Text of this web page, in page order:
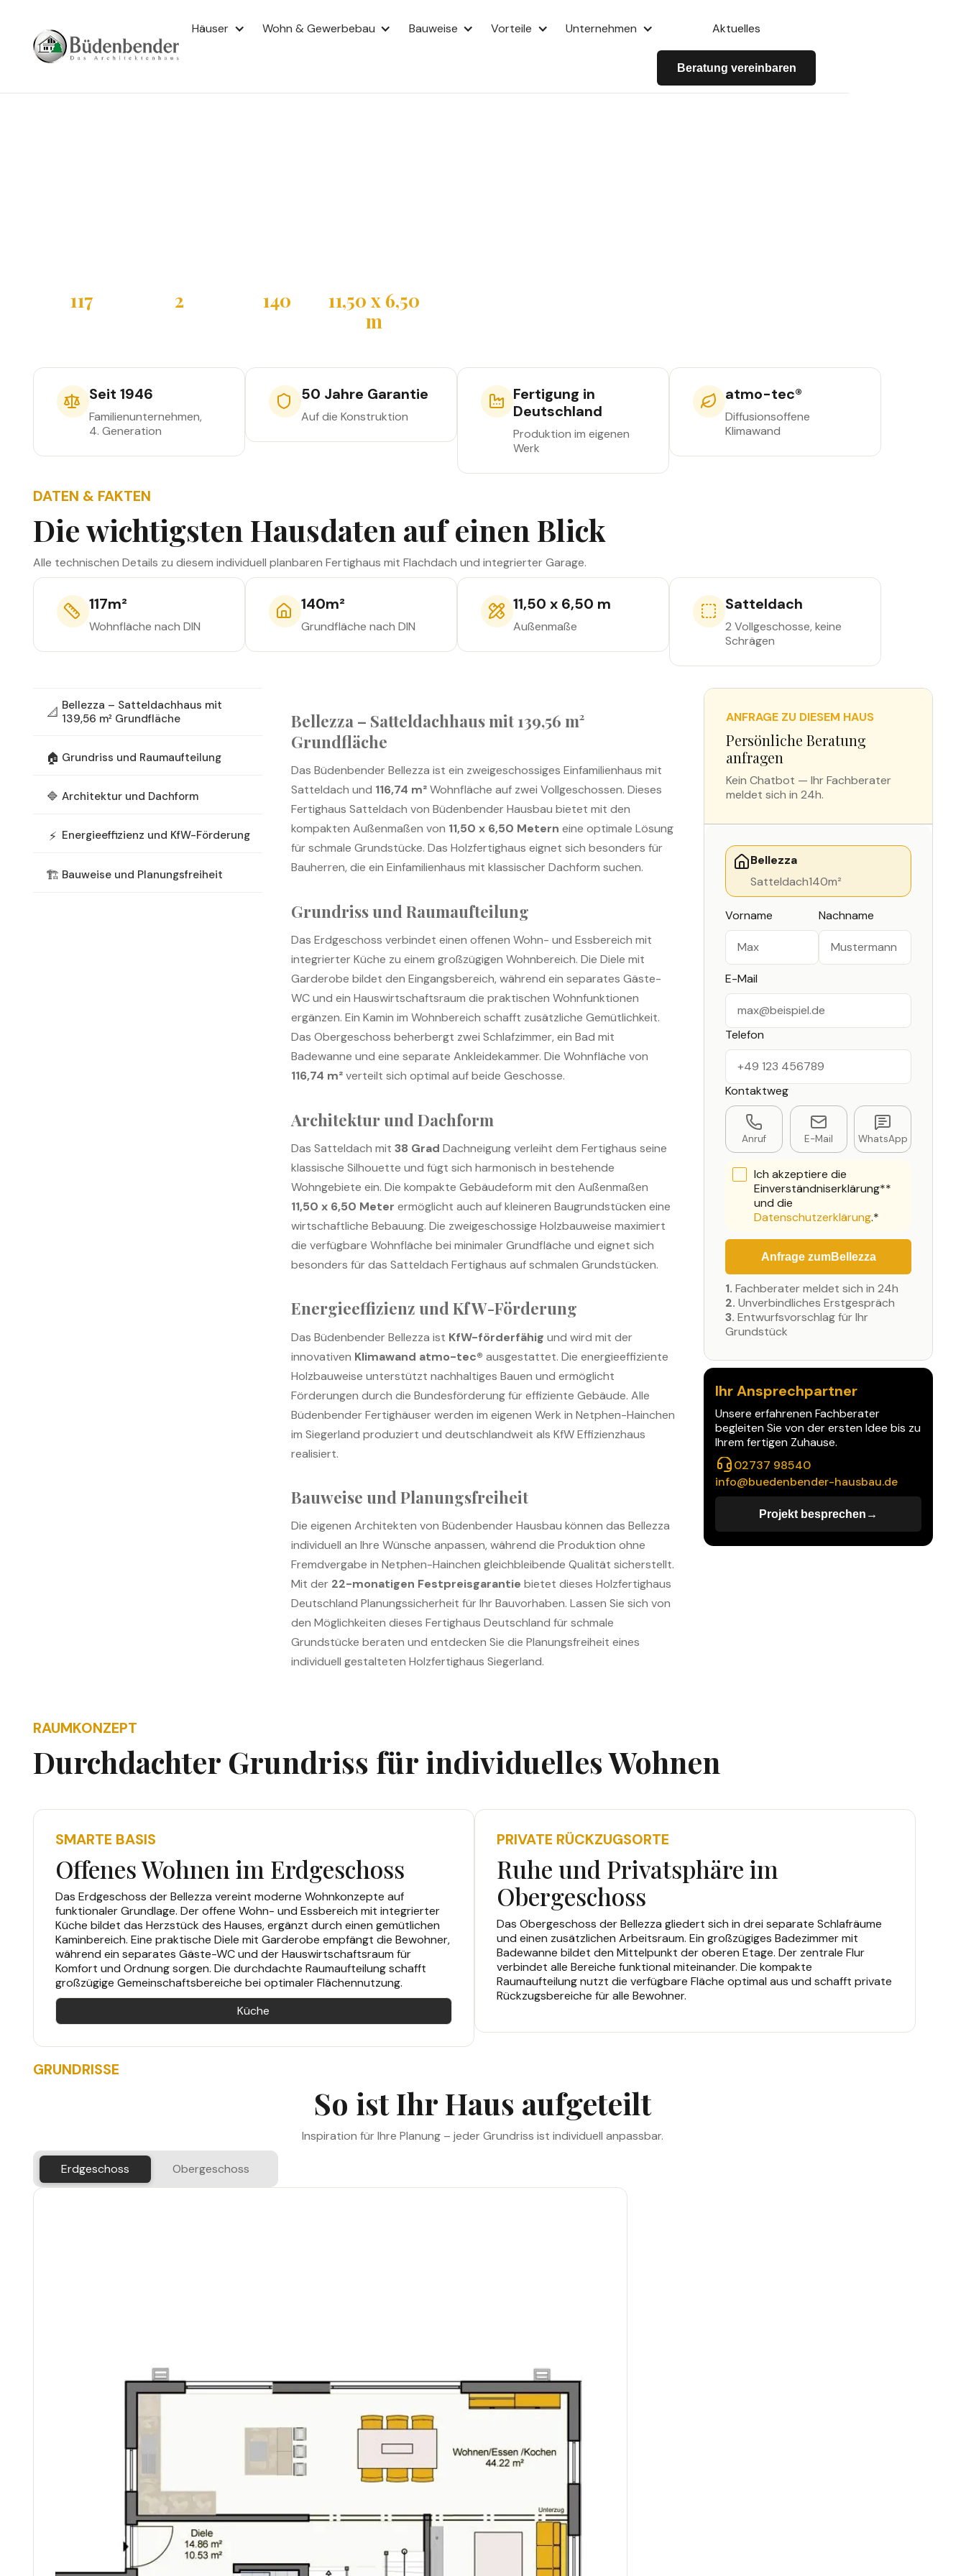
Häuser Wohn & Gewerbebau Bauweise Vorteile Unternehmen Aktuelles
Beratung vereinbaren
EINFAMILIENHAUS
BELLEZZA
Bellezza
117 2 140
11,50 x 6,50
m
Seit 1946
Familienunternehmen,
4. Generation
50 Jahre Garantie
Auf die Konstruktion
Fertigung in
Deutschland
Produktion im eigenen
Werk
atmo-tec®
Diffusionsoffene
Klimawand
DATEN & FAKTEN
Die wichtigsten Hausdaten auf einen Blick
Alle technischen Details zu diesem individuell planbaren Fertighaus mit Flachdach und integrierter Garage.
117m²
Wohnfläche nach DIN
140m²
Grundfläche nach DIN
11,50 x 6,50 m
Außenmaße
Satteldach
2 Vollgeschosse, keine
Schrägen
📐 Bellezza – Satteldachhaus mit
139,56 m² Grundfläche
🏠 Grundriss und Raumaufteilung
🔷 Architektur und Dachform
⚡ Energieeffizienz und KfW-Förderung
🏗️ Bauweise und Planungsfreiheit
Bellezza – Satteldachhaus mit 139,56 m²
Grundfläche
Das Büdenbender Bellezza ist ein zweigeschossiges Einfamilienhaus mit
Satteldach und 116,74 m²Wohnfläche auf zwei Vollgeschossen. Dieses
Fertighaus Satteldach von Büdenbender Hausbau bietet mit den
kompakten Außenmaßen von 11,50 x 6,50 Metern eine optimale Lösung
für schmale Grundstücke. Das Holzfertighaus eignet sich besonders für
Bauherren, die ein Einfamilienhaus mit klassischer Dachform suchen.
Grundriss und Raumaufteilung
Das Erdgeschoss verbindet einen offenen Wohn- und Essbereich mit
integrierter Küche zu einem großzügigen Wohnbereich. Die Diele mit
Garderobe bildet den Eingangsbereich, während ein separates Gäste-
WC und ein Hauswirtschaftsraum die praktischen Wohnfunktionen
ergänzen. Ein Kamin im Wohnbereich schafft zusätzliche Gemütlichkeit.
Das Obergeschoss beherbergt zwei Schlafzimmer, ein Bad mit
Badewanne und eine separate Ankleidekammer. Die Wohnfläche von
116,74 m²verteilt sich optimal auf beide Geschosse.
Architektur und Dachform
Das Satteldach mit 38 Grad Dachneigung verleiht dem Fertighaus seine
klassische Silhouette und fügt sich harmonisch in bestehende
Wohngebiete ein. Die kompakte Gebäudeform mit den Außenmaßen
11,50 x 6,50 Meter ermöglicht auch auf kleineren Baugrundstücken eine
wirtschaftliche Bebauung. Die zweigeschossige Holzbauweise maximiert
die verfügbare Wohnfläche bei minimaler Grundfläche und eignet sich
besonders für das Satteldach Fertighaus auf schmalen Grundstücken.
Energieeffizienz und KfW-Förderung
Das Büdenbender Bellezza ist KfW-förderfähig und wird mit der
innovativen Klimawand atmo-tec® ausgestattet. Die energieeffiziente
Holzbauweise unterstützt nachhaltiges Bauen und ermöglicht
Förderungen durch die Bundesförderung für effiziente Gebäude. Alle
Büdenbender Fertighäuser werden im eigenen Werk in Netphen-Hainchen
im Siegerland produziert und deutschlandweit als KfW Effizienzhaus
realisiert.
Bauweise und Planungsfreiheit
Die eigenen Architekten von Büdenbender Hausbau können das Bellezza
individuell an Ihre Wünsche anpassen, während die Produktion ohne
Fremdvergabe in Netphen-Hainchen gleichbleibende Qualität sicherstellt.
Mit der 22-monatigen Festpreisgarantie bietet dieses Holzfertighaus
Deutschland Planungssicherheit für Ihr Bauvorhaben. Lassen Sie sich von
den Möglichkeiten dieses Fertighaus Deutschland für schmale
Grundstücke beraten und entdecken Sie die Planungsfreiheit eines
individuell gestalteten Holzfertighaus Siegerland.
ANFRAGE ZU DIESEM HAUS
Persönliche Beratung
anfragen
Kein Chatbot — Ihr Fachberater
meldet sich in 24h.
Bellezza
Satteldach140m²
Vorname Nachname
E-Mail
Telefon
Kontaktweg
Anruf E-Mail WhatsApp
Ich akzeptiere die
Einverständniserklärung**
und die
Datenschutzerklärung.*
Anfrage zumBellezza
1. Fachberater meldet sich in 24h
2. Unverbindliches Erstgespräch
3. Entwurfsvorschlag für Ihr
Grundstück
Ihr Ansprechpartner
Unsere erfahrenen Fachberater
begleiten Sie von der ersten Idee bis zu
Ihrem fertigen Zuhause.
02737 98540
info@buedenbender-hausbau.de
Projekt besprechen
→ →
RAUMKONZEPT
Durchdachter Grundriss für individuelles Wohnen
SMARTE BASIS
Offenes Wohnen im Erdgeschoss
Das Erdgeschoss der Bellezza vereint moderne Wohnkonzepte auf
funktionaler Grundlage. Der offene Wohn- und Essbereich mit integrierter
Küche bildet das Herzstück des Hauses, ergänzt durch einen gemütlichen
Kaminbereich. Eine praktische Diele mit Garderobe empfängt die Bewohner,
während ein separates Gäste-WC und der Hauswirtschaftsraum für
Komfort und Ordnung sorgen. Die durchdachte Raumaufteilung schafft
großzügige Gemeinschaftsbereiche bei optimaler Flächennutzung.
Küche
PRIVATE RÜCKZUGSORTE
Ruhe und Privatsphäre im
Obergeschoss
Das Obergeschoss der Bellezza gliedert sich in drei separate Schlafräume
und einen zusätzlichen Arbeitsraum. Ein großzügiges Badezimmer mit
Badewanne bildet den Mittelpunkt der oberen Etage. Der zentrale Flur
verbindet alle Bereiche funktional miteinander. Die kompakte
Raumaufteilung nutzt die verfügbare Fläche optimal aus und schafft private
Rückzugsbereiche für alle Bewohner.
GRUNDRISSE
So ist Ihr Haus aufgeteilt
Inspiration für Ihre Planung – jeder Grundriss ist individuell anpassbar.
Erdgeschoss Obergeschoss